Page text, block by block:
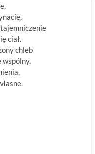
ciał.
chleb
wspólny,